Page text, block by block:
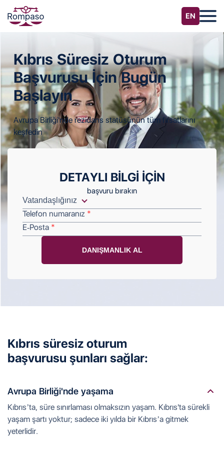
Kıbrıs SüresizOturum
Başvurusuİçin Bugün
Başlayın
Avrupa Birliği'nde rezidans statüsünün tüm fırsatlarını
keşfedin
DETAYLI BILGI IÇIN
başvuru bırakın
Telefon numaranız
E-Posta
Kıbrıs süresiz oturum
başvurusu şunları sağlar:
Avrupa Birliği'nde yaşama
Kıbrıs’ta, süre sınırlaması olmaksızın yaşam. Kıbrıs'ta sürekli
yaşam şartı yoktur; sadece iki yılda bir Kıbrıs’a gitmek
yeterlidir.